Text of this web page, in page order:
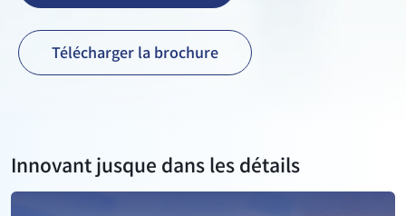
Télécharger la brochure
Innovant jusque dans les détails